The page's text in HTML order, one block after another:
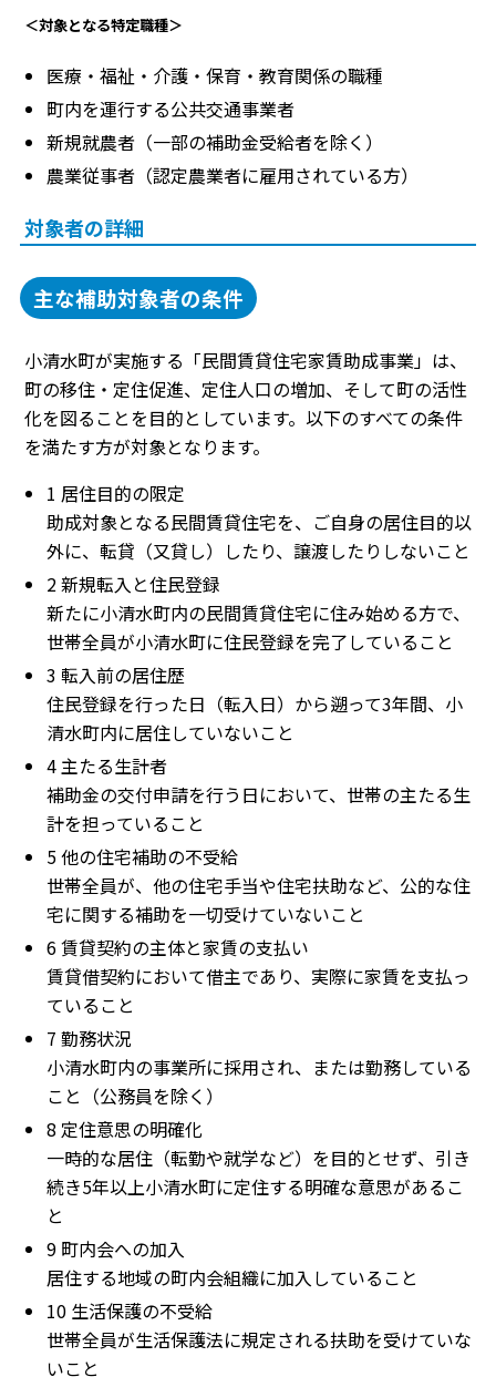
＜対象となる特定職種＞
医療・福祉・介護・保育・教育関係の職種
町内を運行する公共交通事業者
新規就農者（一部の補助金受給者を除く）
農業従事者（認定農業者に雇用されている方）
対象者の詳細
主な補助対象者の条件
小清水町が実施する「民間賃貸住宅家賃助成事業」は、
町の移住・定住促進、定住人口の増加、そして町の活性
化を図ることを目的としています。以下のすべての条件
を満たす方が対象となります。
1 居住目的の限定
助成対象となる民間賃貸住宅を、ご自身の居住目的以
外に、転貸（又貸し）したり、譲渡したりしないこと
2 新規転入と住民登録
新たに小清水町内の民間賃貸住宅に住み始める方で、
世帯全員が小清水町に住民登録を完了していること
3 転入前の居住歴
住民登録を行った日（転入日）から遡って3年間、小
清水町内に居住していないこと
4 主たる生計者
補助金の交付申請を行う日において、世帯の主たる生
計を担っていること
5 他の住宅補助の不受給
世帯全員が、他の住宅手当や住宅扶助など、公的な住
宅に関する補助を一切受けていないこと
6 賃貸契約の主体と家賃の支払い
賃貸借契約において借主であり、実際に家賃を支払っ
ていること
7 勤務状況
小清水町内の事業所に採用され、または勤務している
こと（公務員を除く）
8 定住意思の明確化
一時的な居住（転勤や就学など）を目的とせず、引き
続き5年以上小清水町に定住する明確な意思があるこ
と
9 町内会への加入
居住する地域の町内会組織に加入していること
10 生活保護の不受給
世帯全員が生活保護法に規定される扶助を受けていな
いこと